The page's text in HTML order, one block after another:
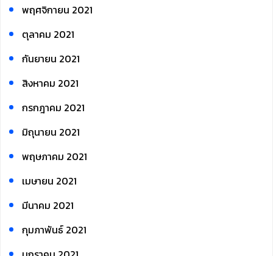
พฤศจิกายน 2021
ตุลาคม 2021
กันยายน 2021
สิงหาคม 2021
กรกฎาคม 2021
มิถุนายน 2021
พฤษภาคม 2021
เมษายน 2021
มีนาคม 2021
กุมภาพันธ์ 2021